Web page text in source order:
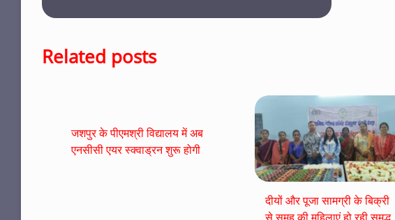
Related posts
जशपुर के पीएमश्री विद्यालय में अब
एनसीसी एयर स्क्वाड्रन शुरू होगी
दीयों और पूजा सामग्री के बिक्री
से समूह की महिलाएं हो रही समृद्ध